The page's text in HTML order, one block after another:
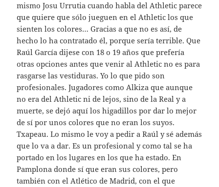
mismo Josu Urrutia cuando habla del Athletic parece
que quiere que sólo jueguen en el Athletic los que
sienten los colores… Gracias a que no es así, de
hecho lo ha contratado él, porque sería terrible. Que
Raúl García dijese con 18 o 19 años que prefería
otras opciones antes que venir al Athletic no es para
rasgarse las vestiduras. Yo lo que pido son
profesionales. Jugadores como Alkiza que aunque
no era del Athletic ni de lejos, sino de la Real y a
muerte, se dejó aquí los higadillos por dar lo mejor
de sí por unos colores que no eran los suyos.
Txapeau. Lo mismo le voy a pedir a Raúl y sé además
que lo va a dar. Es un profesional y como tal se ha
portado en los lugares en los que ha estado. En
Pamplona donde sí que eran sus colores, pero
también con el Atlético de Madrid, con el que